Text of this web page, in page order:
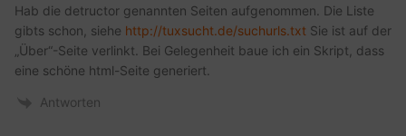
Hab die detructor genannten Seiten aufgenommen. Die Liste
gibts schon, siehe http://tuxsucht.de/suchurls.txt Sie ist auf der
„Über“-Seite verlinkt. Bei Gelegenheit baue ich ein Skript, dass
eine schöne html-Seite generiert.
Antworten